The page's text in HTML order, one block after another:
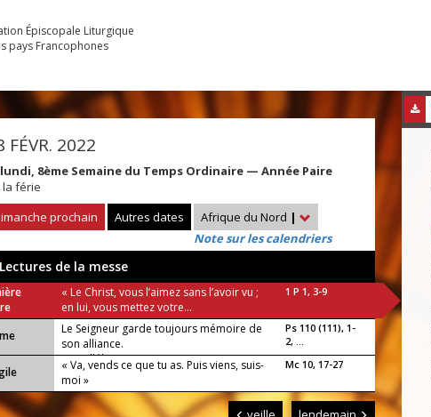
Épiscopale Liturgique
pays Francophones
FÉVR. 2022
lundi, 8ème Semaine du Temps Ordinaire — Année Paire
la férie
prochain
Autres dates Afrique du Nord |
Note sur les calendriers
Lectures de la messe
« Le Christ, vous l’aimez sans l’avoir vu ;
en lui, vous mettez votre...
1 P 1, 3-9
Le Seigneur garde toujours mémoire de
son alliance.
ou : Alléluia !
Ps 110 (111), 1-
2, ...
« Va, vends ce que tu as. Puis viens, suis-
moi »
Mc 10, 17-27